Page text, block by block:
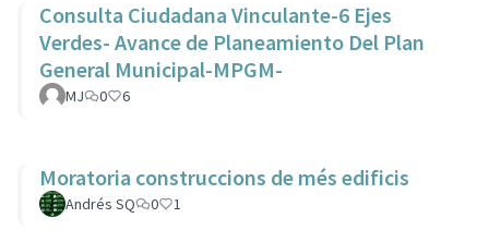
Consulta Ciudadana Vinculante-6 Ejes
Verdes- Avance de Planeamiento Del Plan
General Municipal-MPGM-
MJ 0 6
Moratoria construccions de més edificis
Andrés SQ 0 1